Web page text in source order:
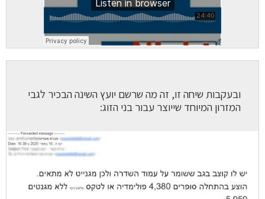
ובעקבות שיחה זו, זה מה שרשם יועץ השינה הבכיר לגבי
המזרון המיוחד שייוצר עבור בני הזוג: